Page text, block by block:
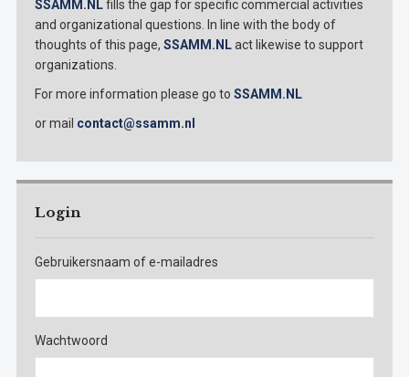
SSAMM.NLfills the gap for specific commercial activities
and organizational questions. In line with the body of
thoughts of this page, SSAMM.NLact likewise to support
organizations.
For more information please go to SSAMM.NL
or mail contact@ssamm.nl
Login
Gebruikersnaam of e-mailadres
Wachtwoord